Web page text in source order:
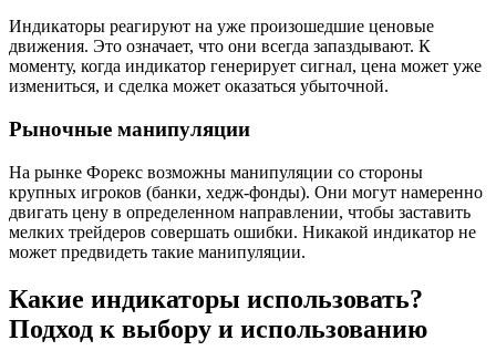
Индикаторы реагируют на уже произошедшие ценовые
движения. Это означает, что они всегда запаздывают. К
моменту, когда индикатор генерирует сигнал, цена может уже
измениться, и сделка может оказаться убыточной.
Рыночные манипуляции
На рынке Форекс возможны манипуляции со стороны
крупных игроков (банки, хедж-фонды). Они могут намеренно
двигать цену в определенном направлении, чтобы заставить
мелких трейдеров совершать ошибки. Никакой индикатор не
может предвидеть такие манипуляции.
Какие индикаторы использовать?
Подход к выбору и использованию